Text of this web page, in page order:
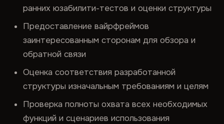
ранних юзабилити-тестов и оценки структуры
Предоставление вайрфреймов
заинтересованным сторонам для обзора и
обратной связи
Оценка соответствия разработанной
структуры изначальным требованиям и целям
Проверка полноты охвата всех необходимых
функций и сценариев использования